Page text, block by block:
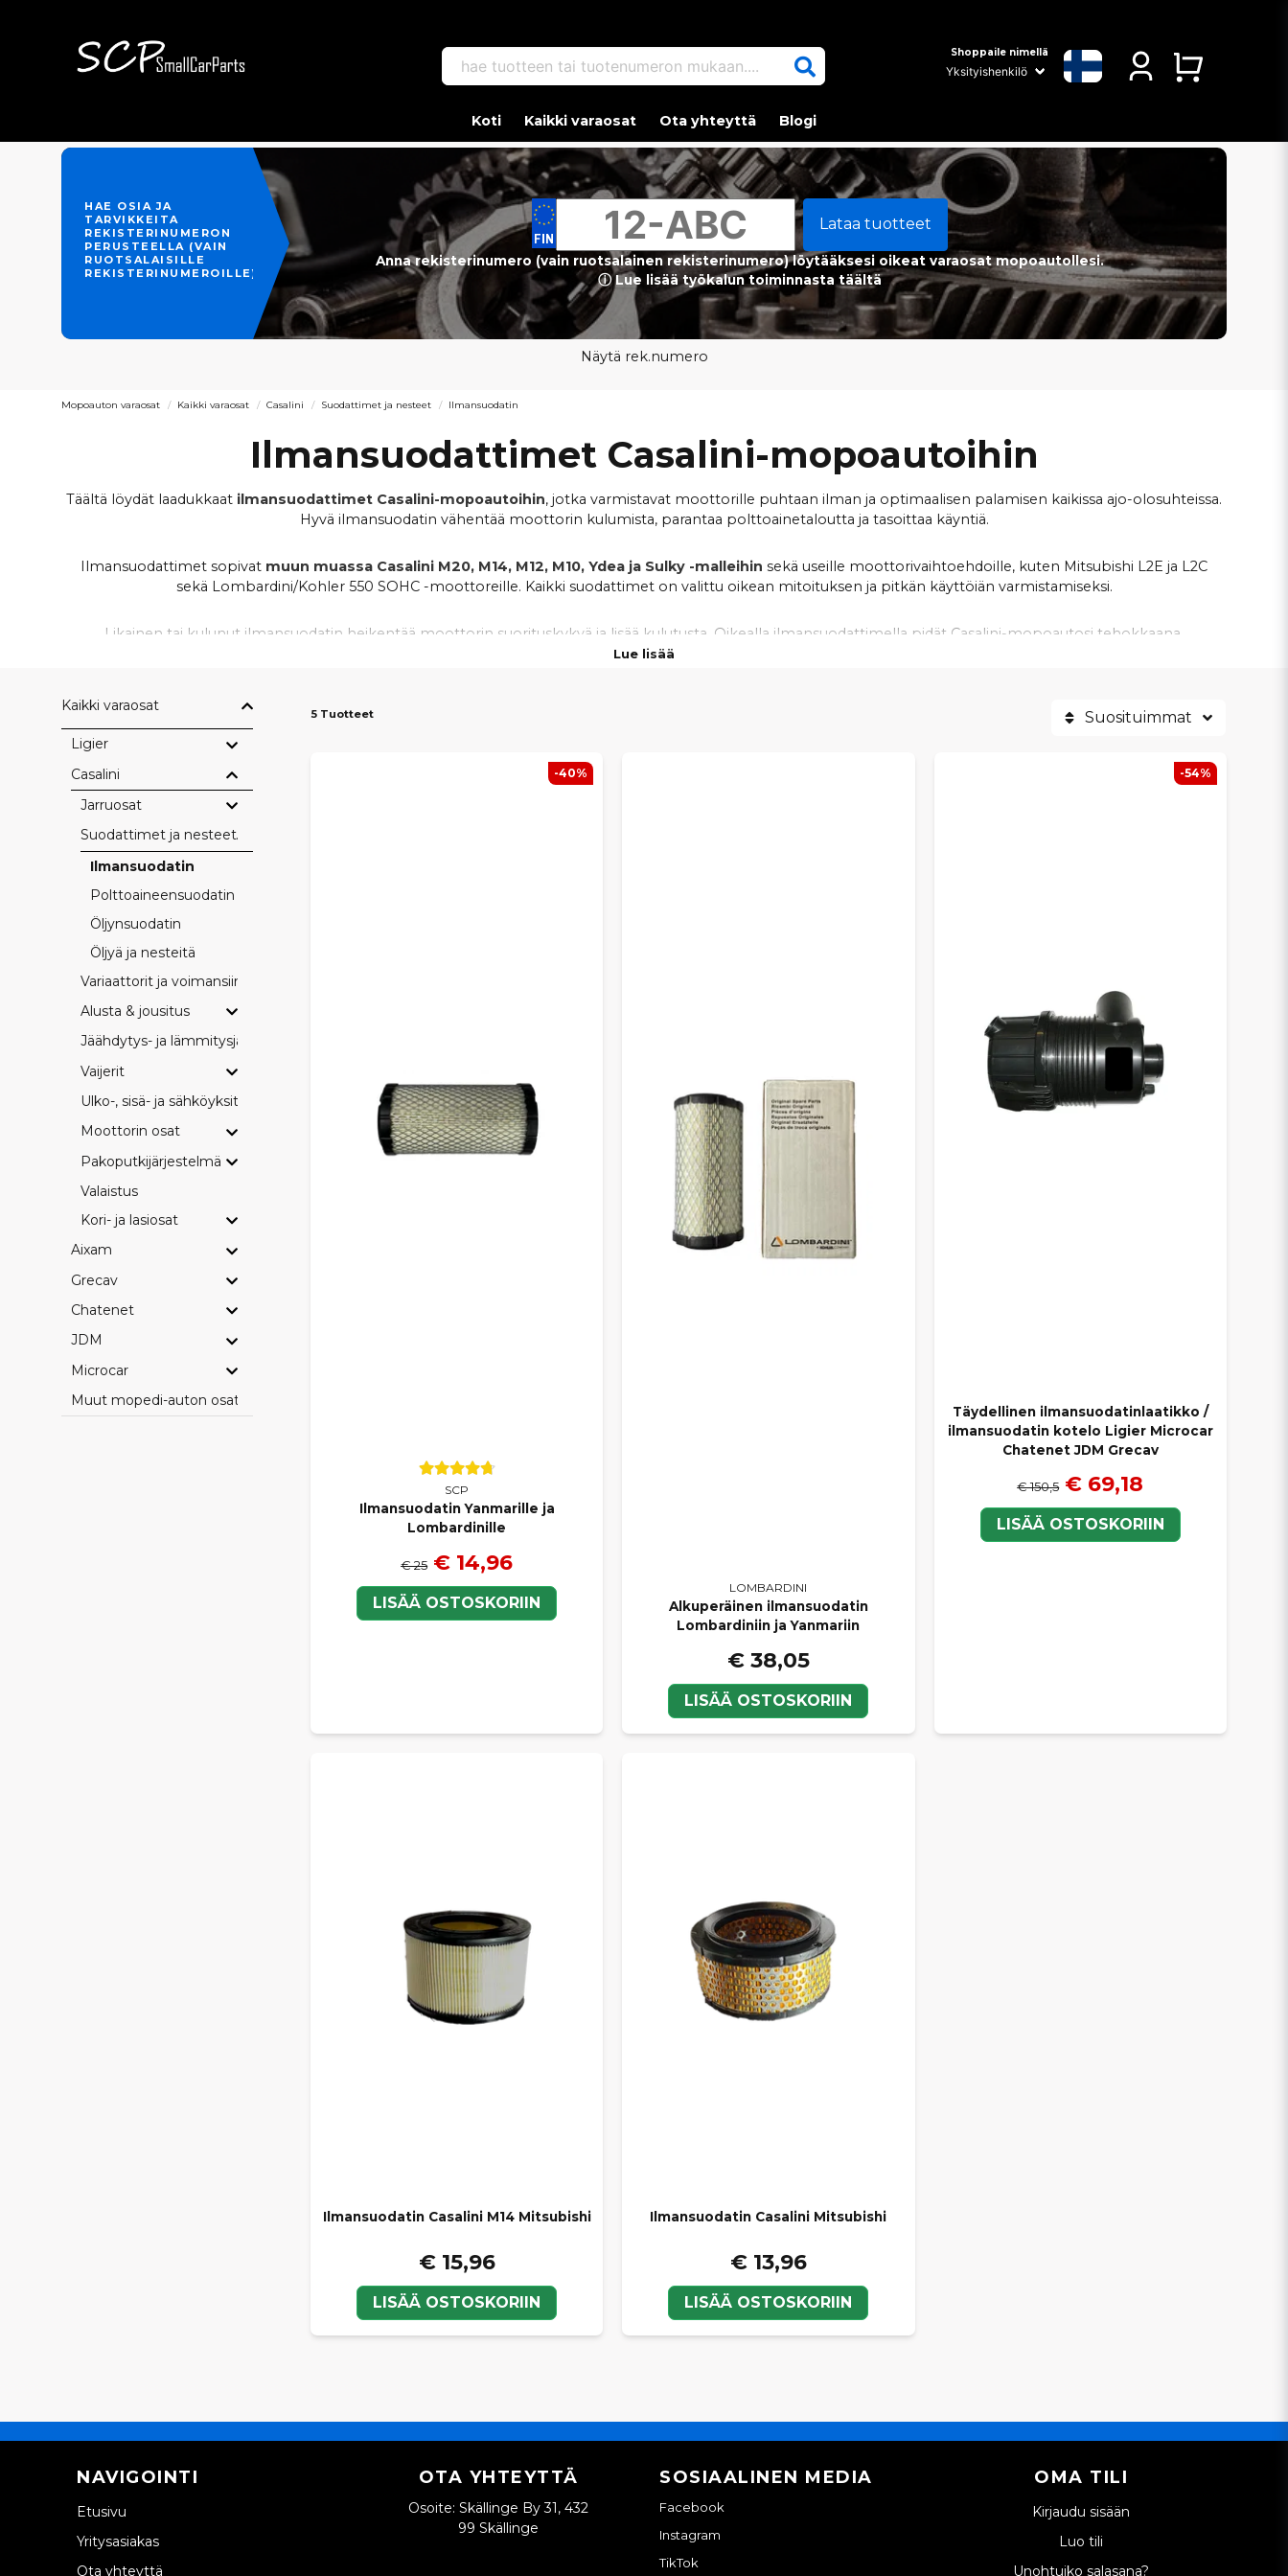
hae tuotteen tai tuotenumeron mukaan.... Shoppaile nimellä
Koti Kaikki varaosat Ota yhteyttä Blogi
HAE OSIA JA
TARVIKKEITA
REKISTERINUMERON
PERUSTEELLA (VAIN
RUOTSALAISILLE
REKISTERINUMEROILLE)
Lataa tuotteet
Anna rekisterinumero (vain ruotsalainen rekisterinumero) löytääksesi oikeat varaosat mopoautollesi.
ⓘ Lue lisää työkalun toiminnasta täältä
Näytä rek.numero
Mopoauton varaosat Kaikki varaosat Casalini Suodattimet ja nesteet Ilmansuodatin
Ilmansuodattimet Casalini-mopoautoihin
Täältä löydät laadukkaat ilmansuodattimet Casalini-mopoautoihin, jotka varmistavat moottorille puhtaan ilman ja optimaalisen palamisen kaikissa ajo-olosuhteissa.
Hyvä ilmansuodatin vähentää moottorin kulumista, parantaa polttoainetaloutta ja tasoittaa käyntiä.
Ilmansuodattimet sopivat muun muassa Casalini M20, M14, M12, M10, Ydea ja Sulky -malleihin sekä useille moottorivaihtoehdoille, kuten Mitsubishi L2E ja L2C
sekä Lombardini/Kohler 550 SOHC -moottoreille. Kaikki suodattimet on valittu oikean mitoituksen ja pitkän käyttöiän varmistamiseksi.
Likainen tai kulunut ilmansuodatin heikentää moottorin suorituskykyä ja lisää kulutusta. Oikealla ilmansuodattimella pidät Casalini-mopoautosi tehokkaana,
kilpailukykyiset hinnat
Lue lisää
Kaikki varaosat
Ligier
Casalini
Jarruosat
Suodattimet ja nesteet
Ilmansuodatin
Polttoaineensuodatin
Öljynsuodatin
Öljyä ja nesteitä
Variaattorit ja voimansiirto
Alusta & jousitus
Jäähdytys- ja lämmitysjärjestelmä
Vaijerit
Ulko-, sisä- ja sähköyksityiskohdat
Moottorin osat
Pakoputkijärjestelmä
Valaistus
Kori- ja lasiosat
Aixam
Grecav
Chatenet
JDM
Microcar
Muut mopedi-auton osat
5 Tuotteet Suosituimmat
SCP
Ilmansuodatin Yanmarille ja
Lombardinille
€ 25 € 14,96
LISÄÄ OSTOSKORIIN
-40%
LOMBARDINI
Alkuperäinen ilmansuodatin
Lombardiniin ja Yanmariin
€ 38,05
LISÄÄ OSTOSKORIIN
Täydellinen ilmansuodatinlaatikko /
ilmansuodatin kotelo Ligier Microcar
Chatenet JDM Grecav
€ 150,5 € 69,18
LISÄÄ OSTOSKORIIN
-54%
Ilmansuodatin Casalini M14 Mitsubishi
€ 15,96
LISÄÄ OSTOSKORIIN
Ilmansuodatin Casalini Mitsubishi
€ 13,96
LISÄÄ OSTOSKORIIN
NAVIGOINTI
Etusivu
Yritysasiakas
Ota yhteyttä
OTA YHTEYTTÄ
Osoite: Skällinge By 31, 432
99 Skällinge
SOSIAALINEN MEDIA
Facebook
Instagram
TikTok
OMA TILI
Kirjaudu sisään
Luo tili
Unohtuiko salasana?